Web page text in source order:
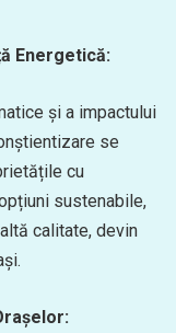
Energetică:
și a impactului
se
cu
sustenabile,
calitate, devin